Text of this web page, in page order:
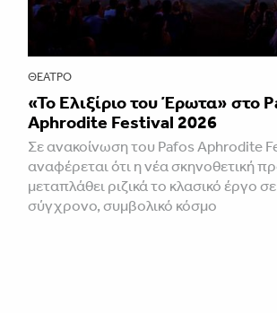
ΘΈΑΤΡΟ
«Το Ελιξίριο του Έρωτα» στο
Aphrodite Festival 2026
Σε ανακοίνωση του Pafos Aphrodite
αναφέρεται ότι η νέα σκηνοθετική
μεταπλάθει ριζικά το κλασικό έργο
σύγχρονο, συμβολικό κόσμο